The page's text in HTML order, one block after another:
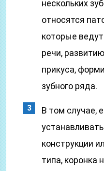
нескольких
относятся
которые
речи,
прикуса,
зубного ряда.
В том случае,
конструкции
типа, коронка